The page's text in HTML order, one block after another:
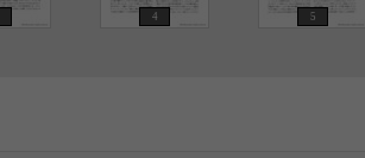
4 5